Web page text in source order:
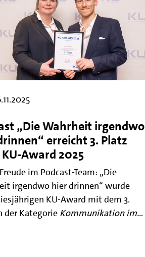
„Die Wahrheit irgendwo
erreicht 3. Platz
Award 2025
im Podcast-Team: „Die
irgendwo hier drinnen“ wurde
KU-Award mit dem 3.
der Kategorie Kommunikation im…